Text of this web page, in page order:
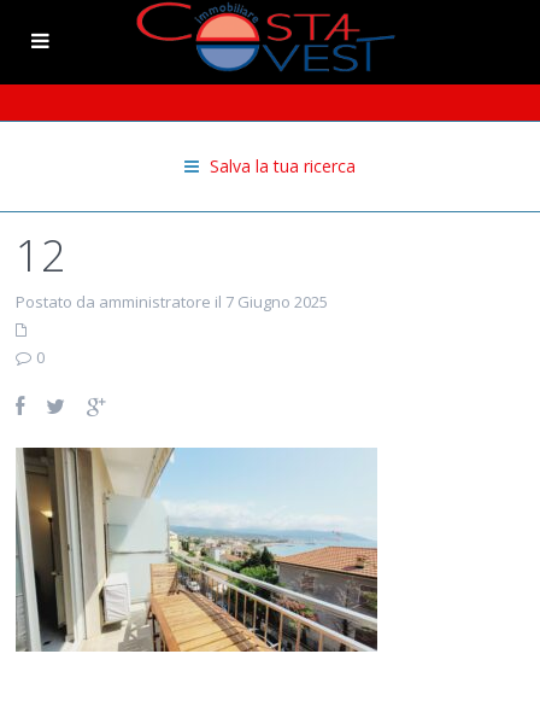
Salva la tua ricerca
12
Postato da amministratore il 7 Giugno 2025
0